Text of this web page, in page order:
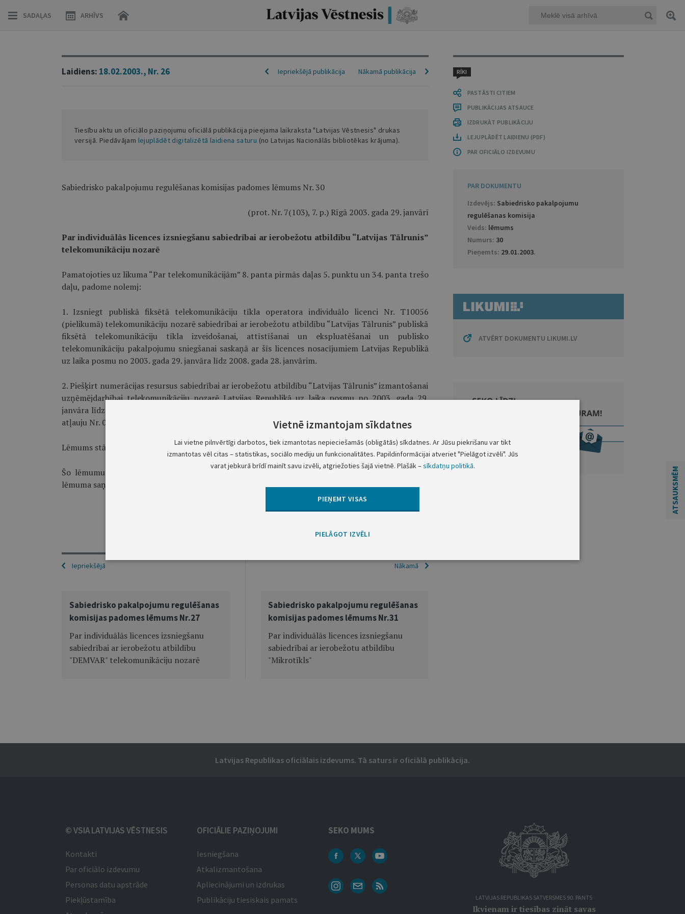
SADAĻAS ARHĪVS
RĪKI
PASTĀSTI CITIEM
PUBLIKĀCIJAS ATSAUCE
IZDRUKĀT PUBLIKĀCIJU
LEJUPLĀDĒT LAIDIENU (PDF)
PAR OFICIĀLO IZDEVUMU
PAR DOKUMENTU
Izdevējs: Sabiedrisko pakalpojumu
regulēšanas komisija
Veids: lēmums
Numurs: 30
Pieņemts: 29.01.2003.
ATVĒRT DOKUMENTU LIKUMI.LV
Laidiens: 18.02.2003., Nr. 26 Nākamā publikācija
Iepriekšējā publikācija
Tiesību aktu un oficiālo paziņojumu oficiālā publikācija pieejama laikraksta "Latvijas Vēstnesis" drukas
versijā. Piedāvājam lejuplādēt digitalizētā laidiena saturu (no Latvijas Nacionālās bibliotēkas krājuma).
Sabiedrisko pakalpojumu regulēšanas komisijas padomes lēmums Nr. 30
(prot. Nr. 7(103), 7. p.) Rīgā 2003. gada 29. janvārī
Par individuālās licences izsniegšanu sabiedrībai ar ierobežotu atbildību “Latvijas Tālrunis”
telekomunikāciju nozarē
Pamatojoties uz likuma “Par telekomunikācijām” 8. panta pirmās daļas 5. punktu un 34. panta trešo
daļu, padome nolemj:
1. Izsniegt publiskā fiksētā telekomunikāciju tīkla operatora individuālo licenci Nr. T10056
(pielikumā) telekomunikāciju nozarē sabiedrībai ar ierobežotu atbildību “Latvijas Tālrunis” publiskā
fiksētā telekomunikāciju tīkla izveidošanai, attīstīšanai un ekspluatēšanai un publisko
telekomunikāciju pakalpojumu sniegšanai saskaņā ar šīs licences nosacījumiem Latvijas Republikā
uz laika posmu no 2003. gada 29. janvāra līdz 2008. gada 28. janvārim.
2. Piešķirt numerācijas resursus sabiedrībai ar ierobežotu atbildību “Latvijas Tālrunis” izmantošanai
uzņēmējdarbībai telekomunikāciju nozarē Latvijas Republikā uz laika posmu no 2003. gada 29.
janvāra līdz 2008. gada 28. janvārim. Izsniegt “Numerācijas resursu izmantošanas uzņēmējdarbībai
atļauju Nr. 011”, kas ir licences Nr. T10056 neatņemama sastāvdaļa — pielikums N1.
Lēmums stājas spēkā ar tā pieņemšanas brīdi.
Šo lēmumu var pārsūdzēt Rīgas pilsētas Vidzemes priekšpilsētas tiesā viena mēneša laikā no
lēmuma saņemšanas dienas.
Sabiedrisko pakalpojumu regulēšanas komisijas padomes priekšsēdētājaI.Šteinbuka
Iepriekšējā Nākamā
Sabiedrisko pakalpojumu regulēšanas
komisijas padomes lēmums Nr.27
Par individuālās licences izsniegšanu
sabiedrībai ar ierobežotu atbildību
"DEMVAR" telekomunikāciju nozarē
Sabiedrisko pakalpojumu regulēšanas
komisijas padomes lēmums Nr.31
Par individuālās licences izsniegšanu
sabiedrībai ar ierobežotu atbildību
"Mikrotīkls"
Latvijas Republikas oficiālais izdevums. Tā saturs ir oficiālā publikācija.
© VSIA LATVIJAS VĒSTNESIS
Kontakti
Par oficiālo izdevumu
Personas datu apstrāde
Piekļūstamība
OFICIĀLIE PAZIŅOJUMI
Iesniegšana
Atkalizmantošana
Apliecinājumi un izdrukas
Publikāciju tiesiskais pamats
SEKO MUMS
LATVIJAS REPUBLIKAS SATVERSMES 90. PANTS
Ikvienam ir tiesības zināt savas
ATSAUKSMĒM
Vietnē izmantojam sīkdatnes
Lai vietne pilnvērtīgi darbotos, tiek izmantotas nepieciešamās (obligātās) sīkdatnes. Ar Jūsu piekrišanu var tikt
izmantotas vēl citas – statistikas, sociālo mediju un funkcionalitātes. Papildinformācijai atveriet "Pielāgot izvēli". Jūs
varat jebkurā brīdī mainīt savu izvēli, atgriežoties šajā vietnē. Plašāk –sīkdatņu politikā.
PIEŅEMT VISAS
PIELĀGOT IZVĒLI